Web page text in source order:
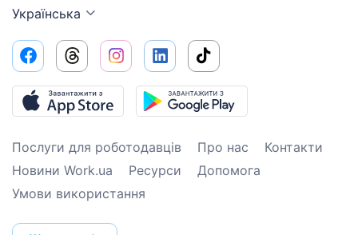
Українська
Послуги для роботодавців Про нас
Контакти
Новини Work.ua
Ресурси
Допомога
Умови використання